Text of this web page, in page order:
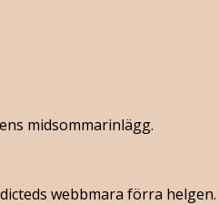
midsommarinlägg.
webbmara förra helgen.